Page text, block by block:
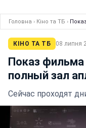
Головна › Кіно та ТБ ›
КІНО ТА ТБ 08 липня
Показ фильма
полный зал
Сейчас проходят